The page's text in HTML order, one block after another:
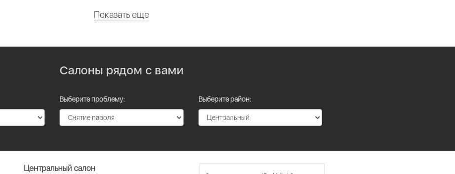
Показать еще
Салоны рядом с вами
Выберите проблему: Выберите район:
Центральный салон